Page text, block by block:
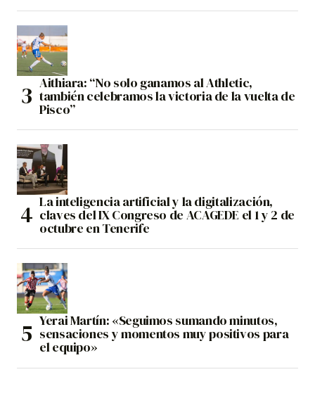
Aithiara: “No solo ganamos al Athletic,
también celebramos la victoria de la vuelta de
Pisco”
La inteligencia artificial y la digitalización,
claves del IX Congreso de ACAGEDE el 1 y 2 de
octubre en Tenerife
Yerai Martín: «Seguimos sumando minutos,
sensaciones y momentos muy positivos para
el equipo»